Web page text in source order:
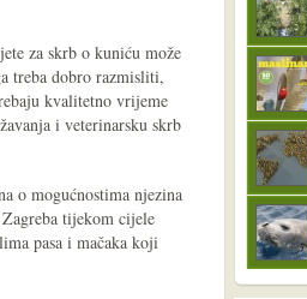
za skrb o kuniću može
treba dobro razmisliti,
kvalitetno vrijeme
i veterinarsku skrb
o mogućnostima njezina
tijekom cijele
pasa i mačaka koji